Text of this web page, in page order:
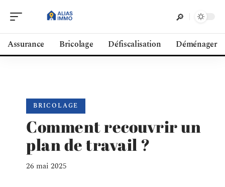
Assurance Bricolage Défiscalisation Déménager
BRICOLAGE
Comment recouvrir un
plan de travail ?
26 mai 2025